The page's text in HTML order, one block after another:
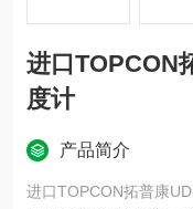
进口TOPCON
度计
产品简介
进口TOPCON拓普康